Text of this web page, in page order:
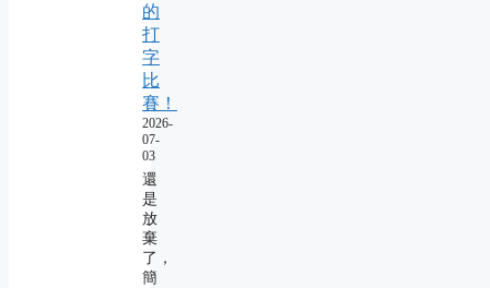
的
打
字
比
賽！
2026-
07-
03
還
是
放
棄
了，
簡